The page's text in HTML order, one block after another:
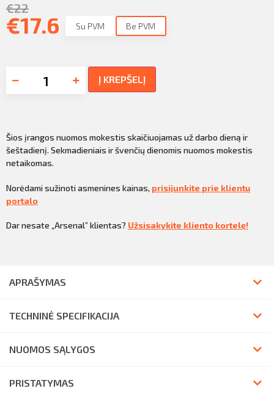
€22
€17.6 Su PVM Be PVM
Į KREPŠELĮ
Šios įrangos nuomos mokestis skaičiuojamas už darbo dieną ir
šeštadienį. Sekmadieniais ir švenčių dienomis nuomos mokestis
netaikomas.
Norėdami sužinoti asmenines kainas, prisijunkite prie klientų
portalo
Dar nesate „Arsenal” klientas? Užsisakykite kliento kortelę!
APRAŠYMAS
TECHNINĖ SPECIFIKACIJA
NUOMOS SĄLYGOS
PRISTATYMAS